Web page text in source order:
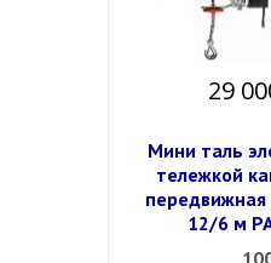
29
Мини таль
тележкой
передвижная
12/6 м